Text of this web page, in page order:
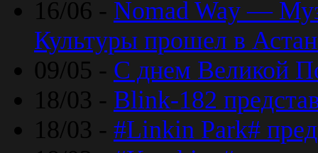
16/06 - Nomad Way —
Культуры прошел в
09/05 - С днем Великой
18/03 - Blink-182
18/03 - #Linkin Park#